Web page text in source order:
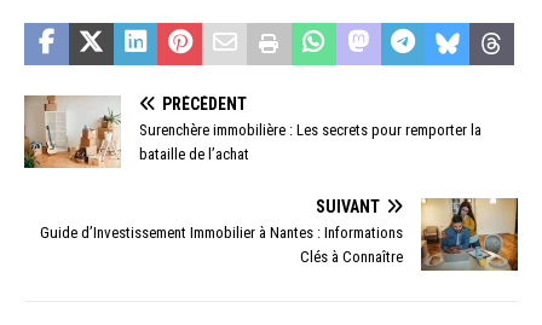
PRÉCÉDENT
Surenchère immobilière : Les secrets pour remporter la
bataille de l’achat
SUIVANT
Guide d’Investissement Immobilier à Nantes : Informations
Clés à Connaître